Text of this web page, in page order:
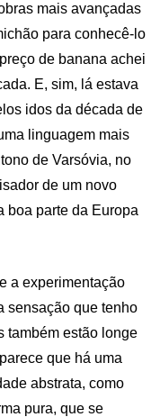
mais avançadas
para conhecê-lo
de banana achei
E, sim, lá estava
idos da década de
linguagem mais
de Varsóvia, no
de um novo
boa parte da Europa
a experimentação
sensação que tenho
também estão longe
que há uma
abstrata, como
pura, que se